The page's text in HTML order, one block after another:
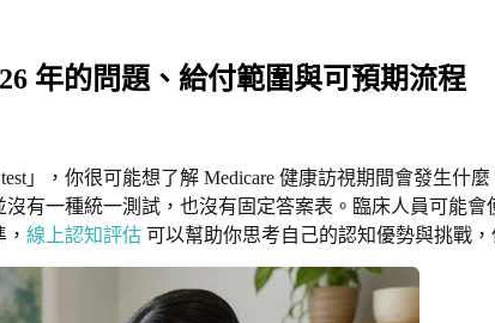
年的問題、給付範圍與可預期流程
test」，你很可能想了解 Medicare 健康訪視期間會發生
有一種統一測試，也沒有固定答案表。臨床人員可能
線上認知評估 可以幫助你思考自己的認知優勢與挑戰